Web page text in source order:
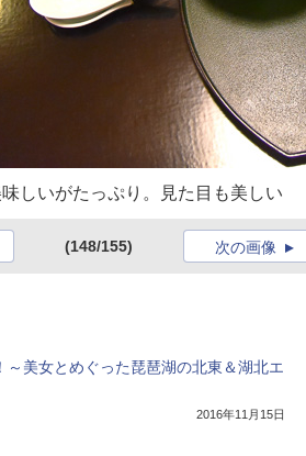
しいがたっぷり。見た目も美しい
(148/155) 次の画像
～美女とめぐった琵琶湖の北東＆湖北エ
2016年11月15日